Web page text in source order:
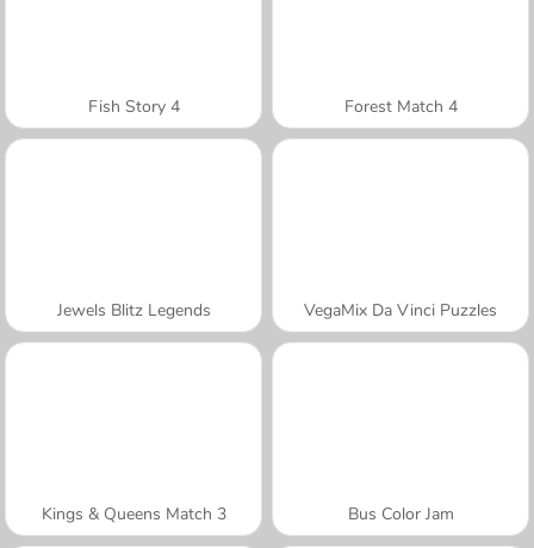
Fish Story 4 Forest Match 4
Jewels Blitz Legends VegaMix Da Vinci Puzzles
Kings & Queens Match 3 Bus Color Jam